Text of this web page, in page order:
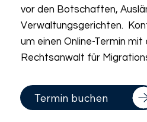
vor den Botschaften,
Verwaltungsgerichten.
um einen Online-Termin
Rechtsanwalt für
Termin buchen